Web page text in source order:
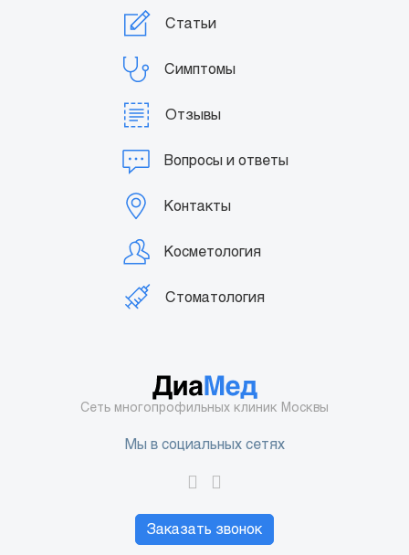
Статьи
Симптомы
Отзывы
Вопросы и ответы
Контакты
Косметология
Стоматология
Сеть многопрофильных клиник Москвы
Мы в социальных сетях
Заказать звонок